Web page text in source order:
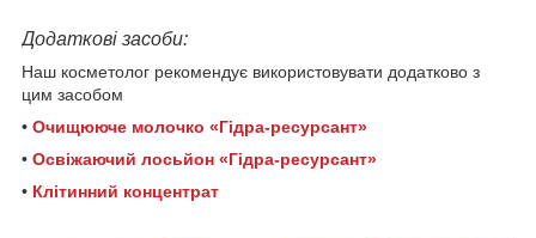
Додаткові засоби:
Наш косметолог рекомендує використовувати додатково з
цим засобом
• Очищююче молочко «Гідра-ресурсант»
• Освіжаючий лосьйон «Гідра-ресурсант»
• Клітинний концентрат